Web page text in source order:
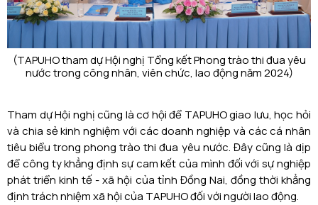
(TAPUHO tham dự Hội nghị Tổng kết Phong trào thi đua yêu
nước trong công nhân, viên chức, lao động năm 2024)
Tham dự Hội nghị cũng là cơ hội để TAPUHO giao lưu, học hỏi
và chia sẻ kinh nghiệm với các doanh nghiệp và các cá nhân
tiêu biểu trong phong trào thi đua yêu nước. Đây cũng là dịp
để công ty khẳng định sự cam kết của mình đối với sự nghiệp
phát triển kinh tế - xã hội của tỉnh Đồng Nai, đồng thời khẳng
định trách nhiệm xã hội của TAPUHO đối với người lao động.